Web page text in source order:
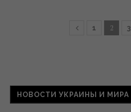
1 2 3
НОВОСТИ УКРАИНЫ И МИРА